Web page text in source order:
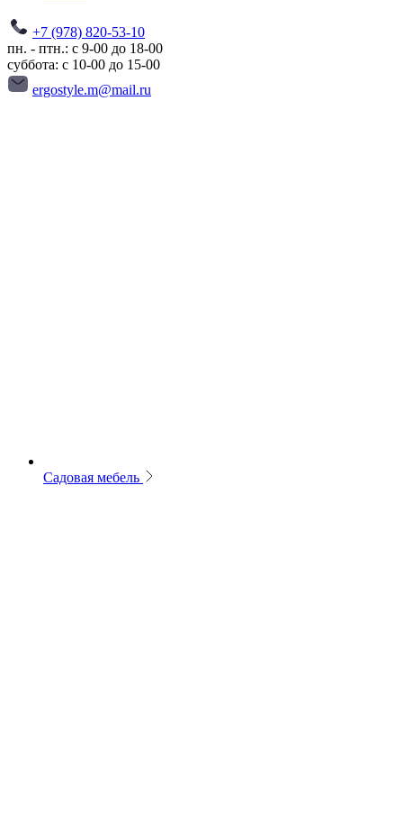
+7 (978) 820-53-10
пн. - птн.: с 9-00 до 18-00
суббота: с 10-00 до 15-00
ergostyle.m@mail.ru
Садовая мебель